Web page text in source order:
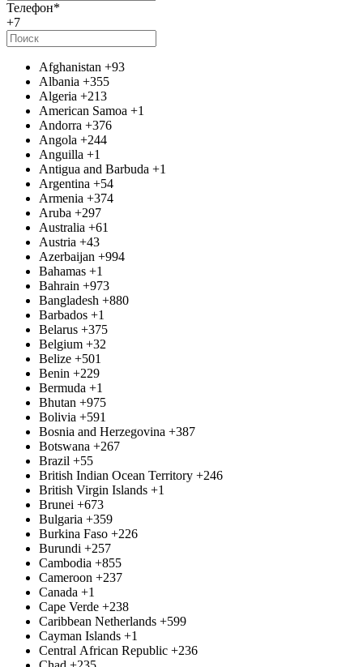
Телефон*
+7
Afghanistan +93
Albania +355
Algeria +213
American Samoa +1
Andorra +376
Angola +244
Anguilla +1
Antigua and Barbuda +1
Argentina +54
Armenia +374
Aruba +297
Australia +61
Austria +43
Azerbaijan +994
Bahamas +1
Bahrain +973
Bangladesh +880
Barbados +1
Belarus +375
Belgium +32
Belize +501
Benin +229
Bermuda +1
Bhutan +975
Bolivia +591
Bosnia and Herzegovina +387
Botswana +267
Brazil +55
British Indian Ocean Territory +246
British Virgin Islands +1
Brunei +673
Bulgaria +359
Burkina Faso +226
Burundi +257
Cambodia +855
Cameroon +237
Canada +1
Cape Verde +238
Caribbean Netherlands +599
Cayman Islands +1
Central African Republic +236